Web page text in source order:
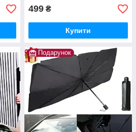
499 ₴
Купити
Подарунок